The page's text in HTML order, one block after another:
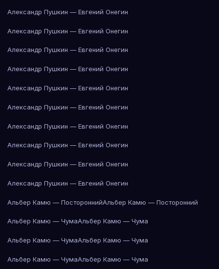
Александр Пушкин — Евгений Онегин
Александр Пушкин — Евгений Онегин
Александр Пушкин — Евгений Онегин
Александр Пушкин — Евгений Онегин
Александр Пушкин — Евгений Онегин
Александр Пушкин — Евгений Онегин
Александр Пушкин — Евгений Онегин
Александр Пушкин — Евгений Онегин
Александр Пушкин — Евгений Онегин
Александр Пушкин — Евгений Онегин
Альбер Камю — ПостороннийАльбер Камю — Посторонний
Альбер Камю — ЧумаАльбер Камю — Чума
Альбер Камю — ЧумаАльбер Камю — Чума
Альбер Камю — ЧумаАльбер Камю — Чума